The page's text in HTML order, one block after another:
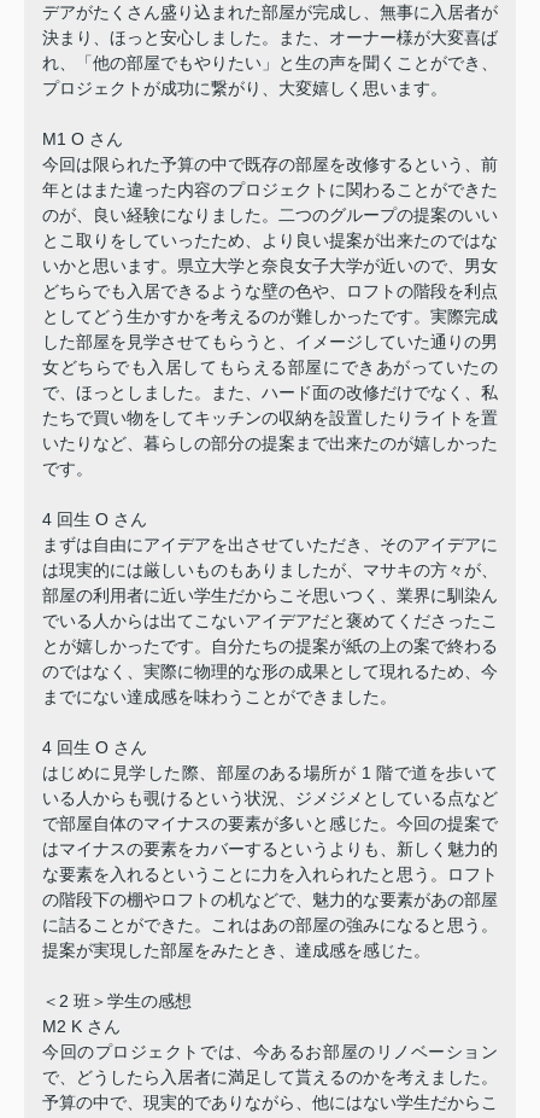
デアがたくさん盛り込まれた部屋が完成し、無事に入居者が
決まり、ほっと安心しました。また、オーナー様が大変喜ば
れ、「他の部屋でもやりたい」と生の声を聞くことができ、
プロジェクトが成功に繋がり、大変嬉しく思います。
M1 O さん
今回は限られた予算の中で既存の部屋を改修するという、前
年とはまた違った内容のプロジェクトに関わることができた
のが、良い経験になりました。二つのグループの提案のいい
とこ取りをしていったため、より良い提案が出来たのではな
いかと思います。県立大学と奈良女子大学が近いので、男女
どちらでも入居できるような壁の色や、ロフトの階段を利点
としてどう生かすかを考えるのが難しかったです。実際完成
した部屋を見学させてもらうと、イメージしていた通りの男
女どちらでも入居してもらえる部屋にできあがっていたの
で、ほっとしました。また、ハード面の改修だけでなく、私
たちで買い物をしてキッチンの収納を設置したりライトを置
いたりなど、暮らしの部分の提案まで出来たのが嬉しかった
です。
4 回生 O さん
まずは自由にアイデアを出させていただき、そのアイデアに
は現実的には厳しいものもありましたが、マサキの方々が、
部屋の利用者に近い学生だからこそ思いつく、業界に馴染ん
でいる人からは出てこないアイデアだと褒めてくださったこ
とが嬉しかったです。自分たちの提案が紙の上の案で終わる
のではなく、実際に物理的な形の成果として現れるため、今
までにない達成感を味わうことができました。
4 回生 O さん
はじめに見学した際、部屋のある場所が 1 階で道を歩いて
いる人からも覗けるという状況、ジメジメとしている点など
で部屋自体のマイナスの要素が多いと感じた。今回の提案で
はマイナスの要素をカバーするというよりも、新しく魅力的
な要素を入れるということに力を入れられたと思う。ロフト
の階段下の棚やロフトの机などで、魅力的な要素があの部屋
に詰ることができた。これはあの部屋の強みになると思う。
提案が実現した部屋をみたとき、達成感を感じた。
＜2 班＞学生の感想
M2 K さん
今回のプロジェクトでは、今あるお部屋のリノベーション
で、どうしたら入居者に満足して貰えるのかを考えました。
予算の中で、現実的でありながら、他にはない学生だからこ